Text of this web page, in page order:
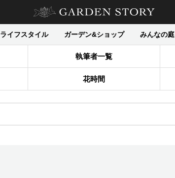
ライフスタイル ガーデン&ショップ みんなの庭
執筆者一覧
花時間